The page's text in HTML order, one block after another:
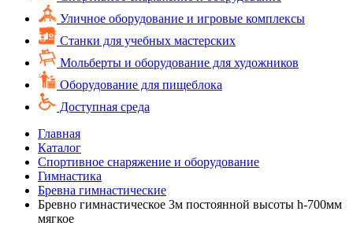
Уличное оборудование и игровые комплексы
Cтанки для учебных мастерских
Мольберты и оборудование для художников
Оборудование для пищеблока
Доступная среда
Главная
Каталог
Спортивное снаряжение и оборудование
Гимнастика
Бревна гимнастические
Бревно гимнастическое 3м постоянной высоты h-700мм
мягкое